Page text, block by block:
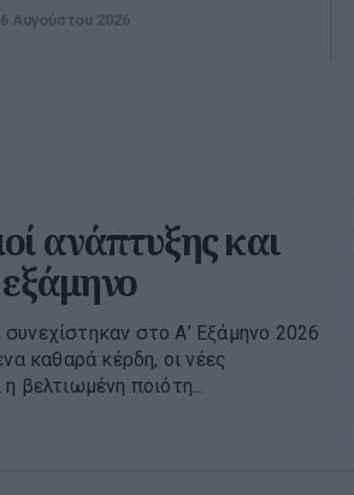
Αυγούστου 2026
ανάπτυξης και
στο Α’ Εξάμηνο 2026
καθαρά κέρδη, οι νέες
βελτιωμένη ποιότη...